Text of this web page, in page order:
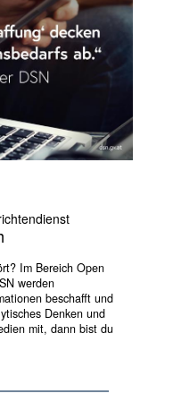
Im Bereich Open
werden
beschafft und
Denken und
mit, dann bist du